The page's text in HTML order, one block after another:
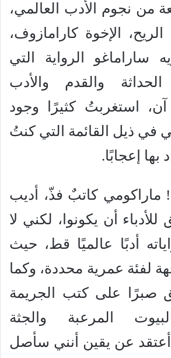
من نجوم الأدب العالمي،
الإخوة كارامازوف،
ساراماغو الرواية التي
والقدم والأدب
استغربتُ كثيرًا وجود
في ذيل القائمة التي كنتُ
بها إعجابًا.
كاتبٌ فذّ، أديب
أن يكونوا، لكني لا
أدبًا عالميًا قط، حيث
لفئة عمرية محددة، وكما
صبرًا على كتب الجريمة
المرعبة والجثة
أعتقد عن يقين أنني سأصل